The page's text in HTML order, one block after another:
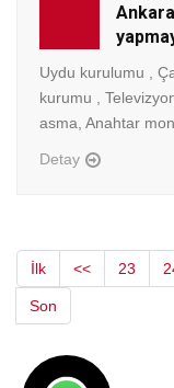
Uydu kurulumu ,
kurumu ,
asma, Anahtar
Detay
İlk << 23
Son